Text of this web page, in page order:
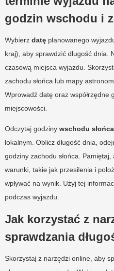
godzin wschodu i
Wybierz datę planowanego
kraj), aby sprawdzić długość dnia.
czasową miejsca wyjazdu.
zachodu słońca lub mapy
Wprowadź datę oraz współrzędne
miejscowości.
Odczytaj godziny wschodu słońca
lokalnym. Oblicz długość dnia,
godziny zachodu słońca.
warunki, takie jak przesilenia i
wpływać na wynik. Użyj tej
podczas wyjazdu.
Jak korzystać z
sprawdzania
Skorzystaj z narzędzi online, aby